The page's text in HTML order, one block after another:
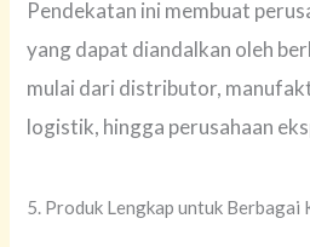
Pendekatan ini membuat
yang dapat diandalkan oleh
mulai dari distributor,
logistik, hingga perusahaan
5. Produk Lengkap untuk Berbagai